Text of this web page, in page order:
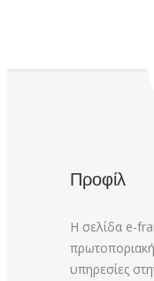
Προφίλ
Η σελίδα e-
υπηρεσίες